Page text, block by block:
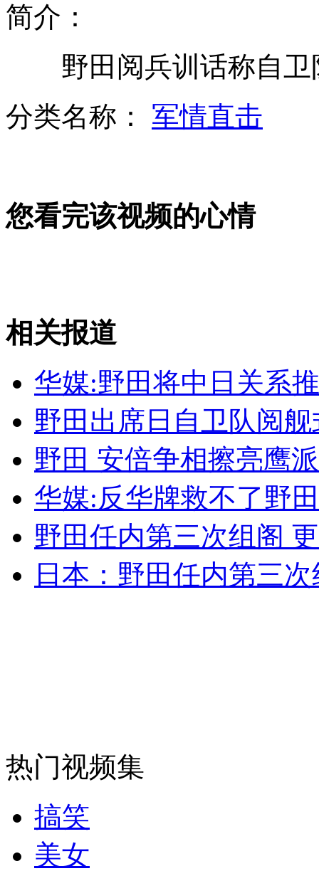
18日上演火星合月 21日可观猎户座流星雨
西哈努克曾将王位让给父亲
山西运城恶犬咬伤多人 警民合力深夜将其击毙
女孩北京地铁殴打老人 痛下狠手拳打脚踢
无痛分娩是否安全 医生回应
外交部：反对强权政治霸凌主义
走！跟着总书记去植树
消防员救轻生者
简介：
野田阅兵训话称自卫
分类名称： 军情直击
您看完该视频的心情
相关报道
华媒:野田将中日关系
野田出席日自卫队阅
野田 安倍争相擦亮鹰
华媒:反华牌救不了野
野田任内第三次组阁
日本：野田任内第三
热门视频集
搞笑
美女